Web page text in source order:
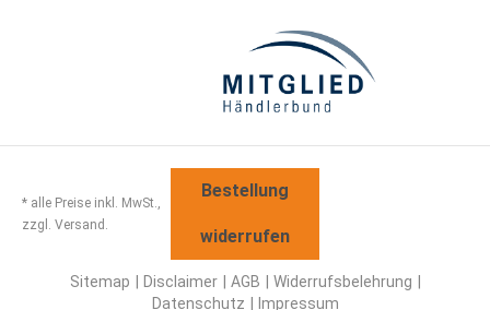
* alle Preise inkl. MwSt.,
zzgl. Versand.
Bestellung
widerrufen
Sitemap Disclaimer AGB
Widerrufsbelehrung
Datenschutz
Impressum